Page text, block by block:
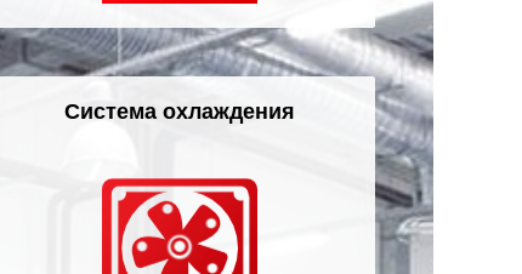
Система охлаждения